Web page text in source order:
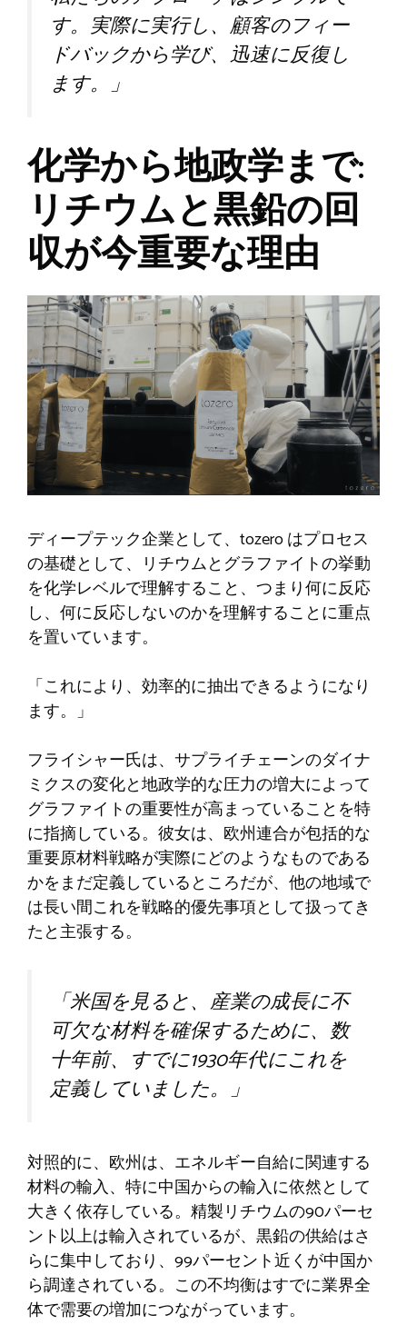
す。実際に実行し、顧客のフィー
ドバックから学び、迅速に反復し
ます。」
化学から地政学まで:
リチウムと黒鉛の回
収が今重要な理由
ディープテック企業として、tozero はプロセス
の基礎として、リチウムとグラファイトの挙動
を化学レベルで理解すること、つまり何に反応
し、何に反応しないのかを理解することに重点
を置いています。
「これにより、効率的に抽出できるようになり
ます。」
フライシャー氏は、サプライチェーンのダイナ
ミクスの変化と地政学的な圧力の増大によって
グラファイトの重要性が高まっていることを特
に指摘している。彼女は、欧州連合が包括的な
重要原材料戦略が実際にどのようなものである
かをまだ定義しているところだが、他の地域で
は長い間これを戦略的優先事項として扱ってき
たと主張する。
「米国を見ると、産業の成長に不
可欠な材料を確保するために、数
十年前、すでに1930年代にこれを
定義していました。」
対照的に、欧州は、エネルギー自給に関連する
材料の輸入、特に中国からの輸入に依然として
大きく依存している。精製リチウムの90パーセ
ント以上は輸入されているが、黒鉛の供給はさ
らに集中しており、99パーセント近くが中国か
ら調達されている。この不均衡はすでに業界全
体で需要の増加につながっています。